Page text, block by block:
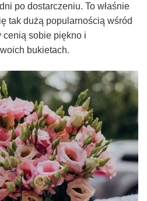
po dostarczeniu. To właśnie
tak dużą popularnością wśród
cenią sobie piękno i
bukietach.